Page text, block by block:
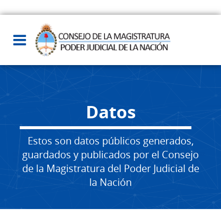
Datos
Estos son datos públicos generados,
guardados y publicados por el Consejo
de la Magistratura del Poder Judicial de
la Nación